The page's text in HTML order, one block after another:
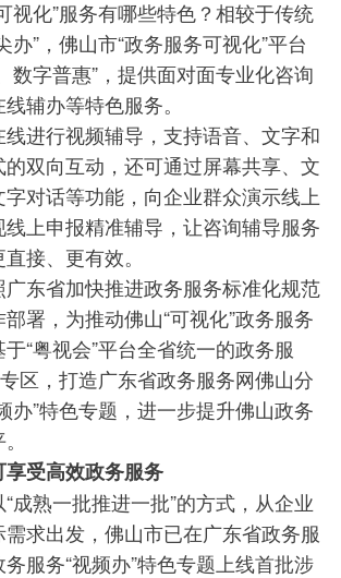
化”服务有哪些特色？相较于传统
办”，佛山市“政务服务可视化”平台
数字普惠”，提供面对面专业化咨询
辅办等特色服务。
进行视频辅导，支持语音、文字和
双向互动，还可通过屏幕共享、文
对话等功能，向企业群众演示线上
上申报精准辅导，让咨询辅导服务
接、更有效。
东省加快推进政务服务标准化规范
署，为推动佛山“可视化”政务服务
“粤视会”平台全省统一的政务服
区，打造广东省政务服务网佛山分
办”特色专题，进一步提升佛山政务
享受高效政务服务
熟一批推进一批”的方式，从企业
求出发，佛山市已在广东省政务服
服务“视频办”特色专题上线首批涉